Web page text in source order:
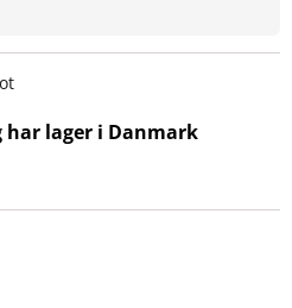
har lager i Danmark